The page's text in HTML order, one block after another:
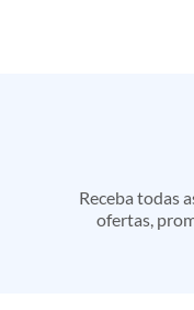
Receba todas
ofertas,